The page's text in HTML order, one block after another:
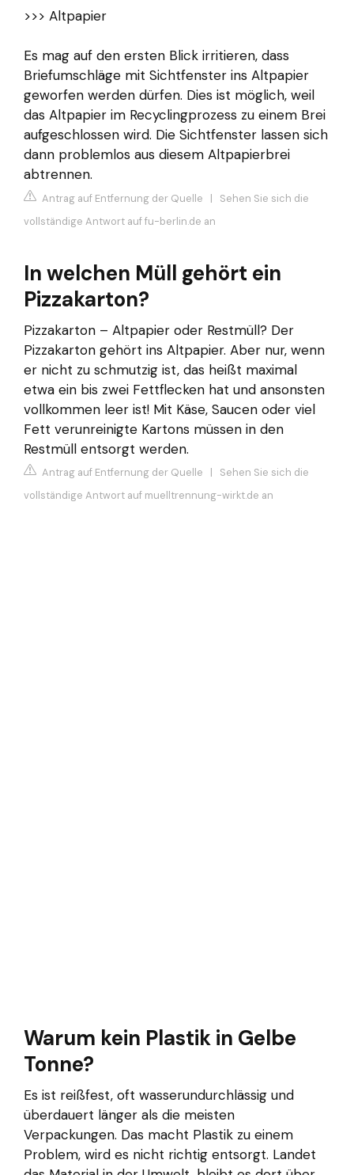
>>> Altpapier
Es mag auf den ersten Blick irritieren, dass
Briefumschläge mit Sichtfenster ins Altpapier
geworfen werden dürfen. Dies ist möglich, weil
das Altpapier im Recyclingprozess zu einem Brei
aufgeschlossen wird. Die Sichtfenster lassen sich
dann problemlos aus diesem Altpapierbrei
abtrennen.
Antrag auf Entfernung der Quelle | Sehen Sie sich die
vollständige Antwort auf fu-berlin.de an
In welchen Müll gehört ein
Pizzakarton?
Pizzakarton – Altpapier oder Restmüll? Der
Pizzakarton gehört ins Altpapier. Aber nur, wenn
er nicht zu schmutzig ist, das heißt maximal
etwa ein bis zwei Fettflecken hat und ansonsten
vollkommen leer ist! Mit Käse, Saucen oder viel
Fett verunreinigte Kartons müssen in den
Restmüll entsorgt werden.
Antrag auf Entfernung der Quelle | Sehen Sie sich die
vollständige Antwort auf muelltrennung-wirkt.de an
Warum kein Plastik in Gelbe
Tonne?
Es ist reißfest, oft wasserundurchlässig und
überdauert länger als die meisten
Verpackungen. Das macht Plastik zu einem
Problem, wird es nicht richtig entsorgt. Landet